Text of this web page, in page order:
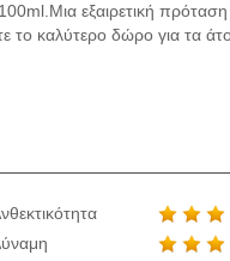
εξαιρετική πρόταση
το καλύτερο δώρο για τα